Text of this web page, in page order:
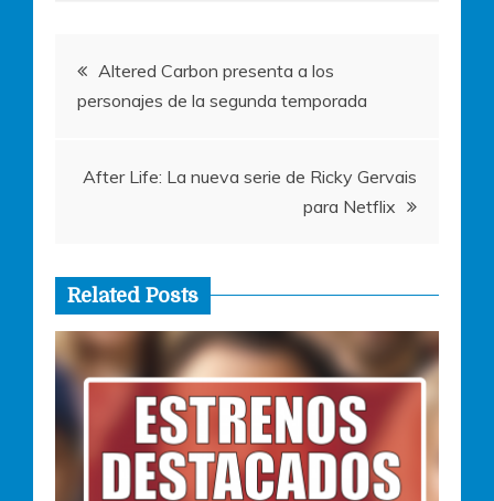
k
Navegación
de
entradas
Altered Carbon presenta a los
personajes de la segunda temporada
After Life: La nueva serie de Ricky Gervais
para Netflix
Related Posts